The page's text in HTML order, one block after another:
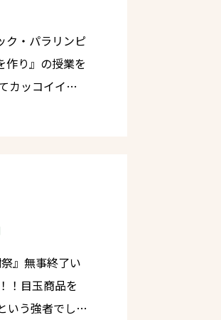
ク・パラリンピ
作り』の授業を
山さん&堤さ
』無事終了い
いう強者でし